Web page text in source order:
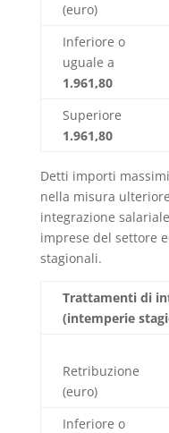
(euro)
Inferiore o
uguale a
1.961,80
Superiore
1.961,80
Detti importi
nella misura
integrazione
imprese del settore
stagionali.
Trattamenti di
(intemperie
Retribuzione
(euro)
Inferiore o